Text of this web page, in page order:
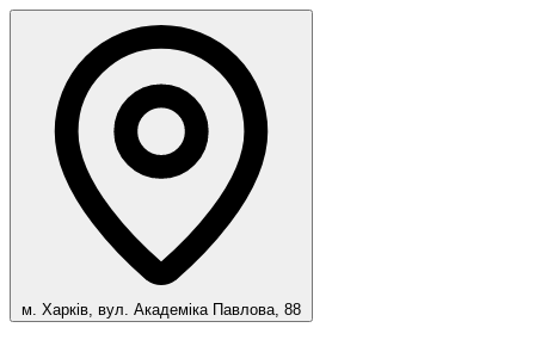
м. Харків, вул. Академіка Павлова, 88